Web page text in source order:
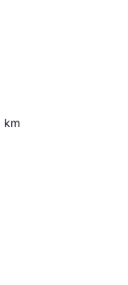
km